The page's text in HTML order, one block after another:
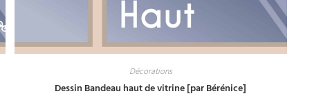
Décorations
Dessin Bandeau haut de vitrine [par Bérénice]